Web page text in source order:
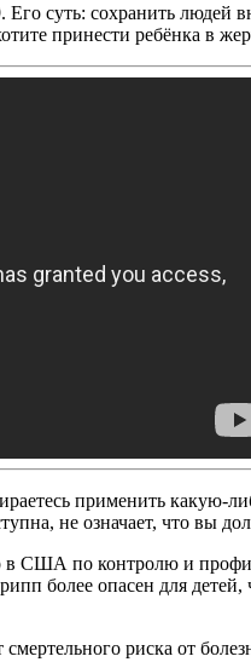
суть: сохранить людей
принести ребёнка в
применить какую-
не означает, что вы
США по контролю и
более опасен для
риска от